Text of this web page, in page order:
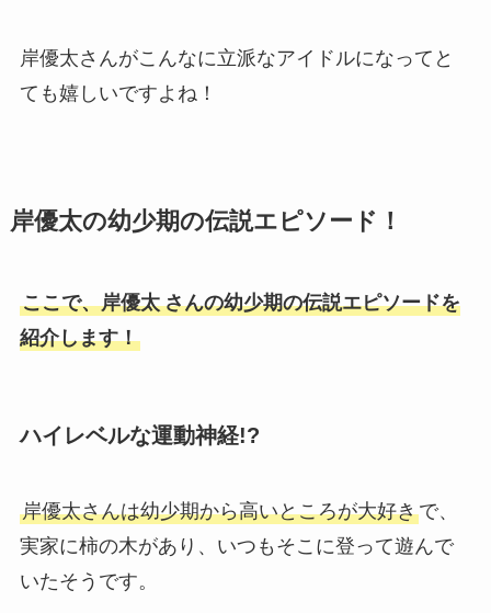
岸優太さんがこんなに立派なアイドルになってと
ても嬉しいですよね！
岸優太の幼少期の伝説エピソード！
ここで、岸優太 さんの幼少期の伝説エピソードを
紹介します！
ハイレベルな運動神経!?
岸優太さんは幼少期から高いところが大好きで、
実家に柿の木があり、いつもそこに登って遊んで
いたそうです。